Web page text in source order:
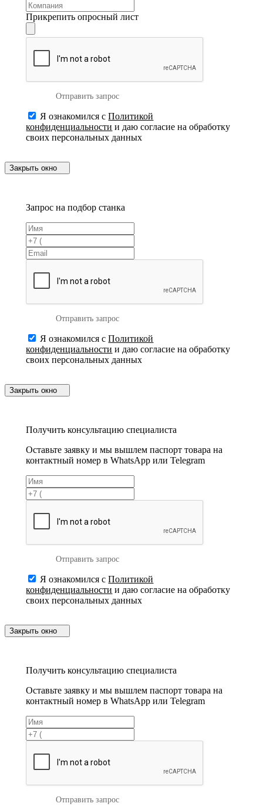
Прикрепить опросный лист
Отправить запрос
Я ознакомился сПолитикой
конфиденциальности и даю согласие на обработку
своих персональных данных
Закрыть окно
Запрос на подбор станка
Отправить запрос
Я ознакомился сПолитикой
конфиденциальности и даю согласие на обработку
своих персональных данных
Закрыть окно
Получить консультацию специалиста
Оставьте заявку и мы вышлем паспорт товара на
контактный номер в WhatsApp или Telegram
Отправить запрос
Я ознакомился сПолитикой
конфиденциальности и даю согласие на обработку
своих персональных данных
Закрыть окно
Получить консультацию специалиста
Оставьте заявку и мы вышлем паспорт товара на
контактный номер в WhatsApp или Telegram
Отправить запрос